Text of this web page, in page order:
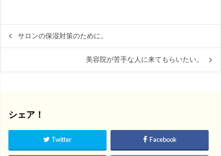
サロンの保湿対策のために。
美容院が苦手な人に来てもらいたい。
シェア！
Twitter Facebook